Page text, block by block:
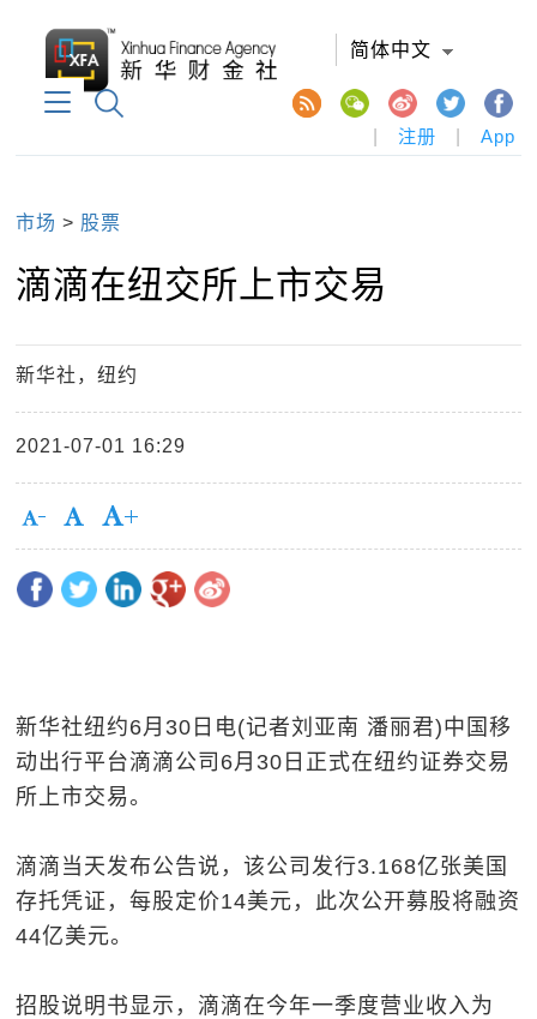
简体中文
注册 App
市场 > 股票
滴滴在纽交所上市交易
新华社，纽约
2021-07-01 16:29
新华社纽约6月30日电(记者刘亚南 潘丽君)中国移
动出行平台滴滴公司6月30日正式在纽约证券交易
所上市交易。
滴滴当天发布公告说，该公司发行3.168亿张美国
存托凭证，每股定价14美元，此次公开募股将融资
44亿美元。
招股说明书显示，滴滴在今年一季度营业收入为